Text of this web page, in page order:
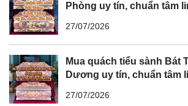
Phòng uy tín, chuẩn tâm
27/07/2026
Mua quách tiểu sành Bát
Dương uy tín, chuẩn tâm
27/07/2026